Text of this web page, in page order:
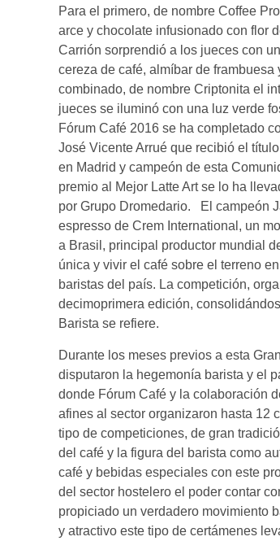
Para el primero, de nombre Coffee
arce y chocolate infusionado con flor
Carrión sorprendió a los jueces con
cereza de café, almíbar de
combinado, de nombre Criptonita el
jueces se iluminó con una luz verde
Fórum Café 2016 se ha completado
José Vicente Arrué que recibió el
en Madrid y campeón de esta
premio al Mejor Latte Art se lo ha
por Grupo Dromedario. El campeón
espresso de Crem International, un
a Brasil, principal productor mundial
única y vivir el café sobre el terreno
baristas del país. La competición,
decimoprimera edición,
Barista se refiere.
Durante los meses previos a esta
disputaron la hegemonía barista y el
donde Fórum Café y la colaboración
afines al sector organizaron hasta 12
tipo de competiciones, de gran
del café y la figura del barista como
café y bebidas especiales con este
del sector hostelero el poder contar
propiciado un verdadero movimiento
y atractivo este tipo de certámenes